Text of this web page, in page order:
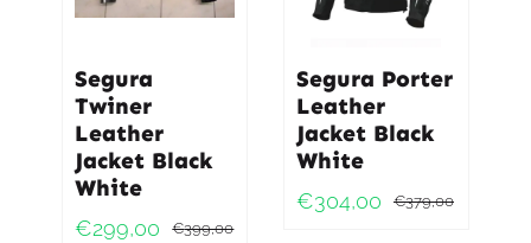
Segura
Twiner
Leather
Jacket Black
White
€399,00
€299,00
Segura Porter
Leather
Jacket Black
White
€379,00
€304,00